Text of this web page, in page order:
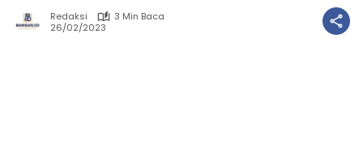
Redaksi
3 Min Baca
26/02/2023